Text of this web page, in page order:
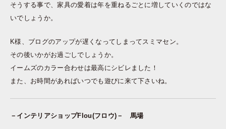
そうする事で、家具の愛着は年を重ねるごとに増していくのではな
いでしょうか。
K様、ブログのアップが遅くなってしまってスミマセン。
その後いかがお過ごしでしょうか。
イームズのカラー合わせは最高にシビレました！
また、お時間があればいつでも遊びに来て下さいね。
－インテリアショップFlou(フロウ)－ 馬場